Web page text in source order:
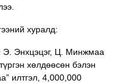
хуралд:
Энхцэцэг, Ц. Минжмаа
хөлдөөсөн бэлэн
илтгэл, 4,000,000